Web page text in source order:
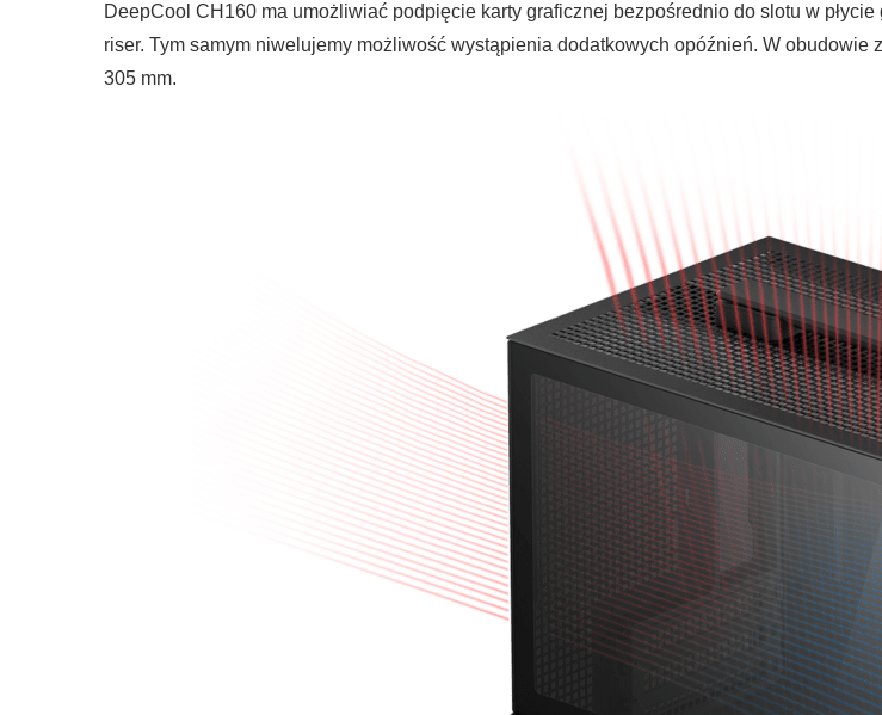
DeepCool CH160 ma umożliwiać podpięcie karty graficznej bezpośrednio do slotu w
riser. Tym samym niwelujemy możliwość wystąpienia dodatkowych opóźnień. W
305 mm.